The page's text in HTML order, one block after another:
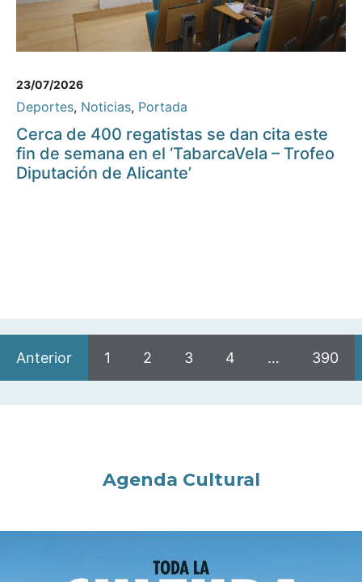
23/07/2026
Deportes, Noticias, Portada
Cerca de 400 regatistas se dan cita este
fin de semana en el ‘TabarcaVela – Trofeo
Diputación de Alicante’
Anterior 1 2 3 4 … 390
Agenda Cultural